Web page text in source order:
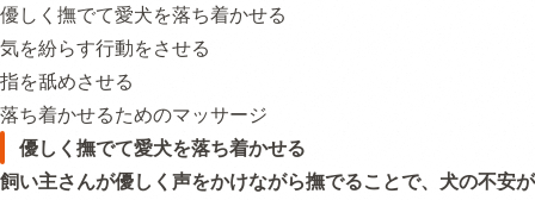
優しく撫でて愛犬を落ち着かせる
気を紛らす行動をさせる
指を舐めさせる
落ち着かせるためのマッサージ
優しく撫でて愛犬を落ち着かせる
飼い主さんが優しく声をかけながら撫でることで、犬の不安が